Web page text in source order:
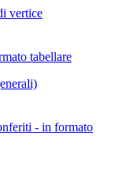
vertice
tabellare
- in formato